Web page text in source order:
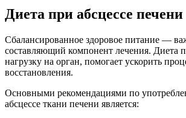
Диета при абсцессе печени
Сбалансированное здоровое питание —
составляющий компонент лечения. Диета
нагрузку на орган, помогает ускорить
восстановления.
Основными рекомендациями по
абсцессе ткани печени является: